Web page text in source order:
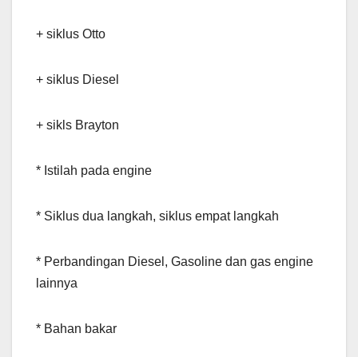
+ siklus Otto
+ siklus Diesel
+ sikls Brayton
* Istilah pada engine
* Siklus dua langkah, siklus empat langkah
* Perbandingan Diesel, Gasoline dan gas engine
lainnya
* Bahan bakar